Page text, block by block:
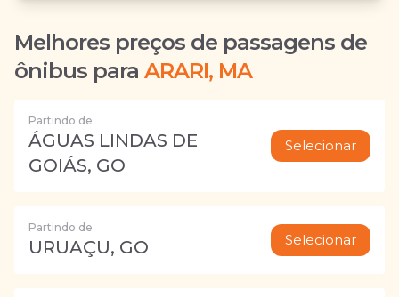
Melhores preços de passagens de
ônibus para ARARI, MA
Partindo de
ÁGUAS LINDAS DE
GOIÁS, GO
Selecionar
Partindo de
URUAÇU, GO Selecionar